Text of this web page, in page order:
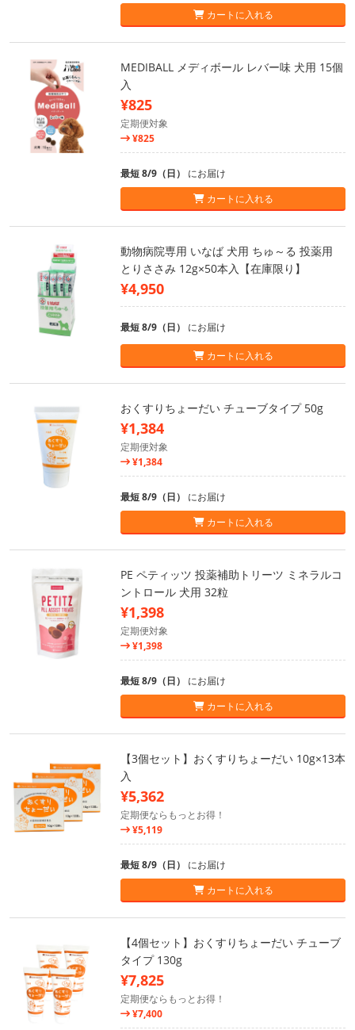
カートに入れる
MEDIBALL メディボール レバー味 犬用 15個
入
¥825
定期便対象
¥825
最短 8/9（日） にお届け
カートに入れる
動物病院専用 いなば 犬用 ちゅ～る 投薬用
とりささみ 12g×50本入【在庫限り】
¥4,950
最短 8/9（日） にお届け
カートに入れる
おくすりちょーだい チューブタイプ 50g
¥1,384
定期便対象
¥1,384
最短 8/9（日） にお届け
カートに入れる
PE ペティッツ 投薬補助トリーツ ミネラルコ
ントロール 犬用 32粒
¥1,398
定期便対象
¥1,398
最短 8/9（日） にお届け
カートに入れる
【3個セット】おくすりちょーだい 10g×13本
入
¥5,362
定期便ならもっとお得！
¥5,119
最短 8/9（日） にお届け
カートに入れる
【4個セット】おくすりちょーだい チューブ
タイプ 130g
¥7,825
定期便ならもっとお得！
¥7,400